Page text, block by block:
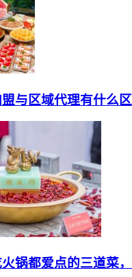
与区域代理有什么区
锅都爱点的三道菜，